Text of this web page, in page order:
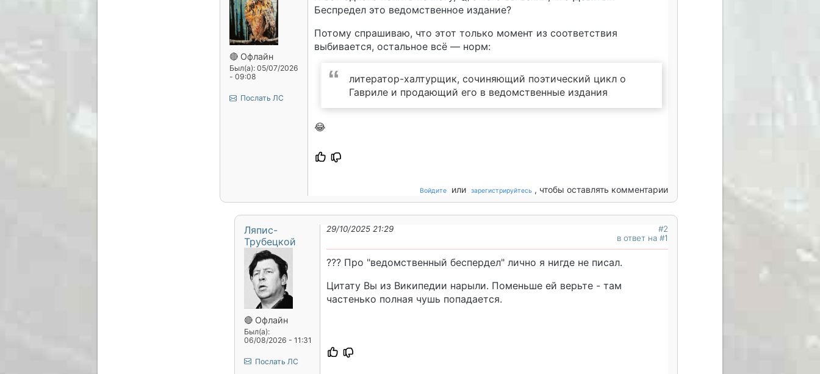
🔴 Офлайн
Был(а): 05/07/2026
- 09:08
Послать ЛС
Беспредел это ведомственное издание?
Потому спрашиваю, что этот только момент из соответствия
выбивается, остальное всё — норм:
литератор-халтурщик, сочиняющий поэтический цикл о
Гавриле и продающий его в ведомственные издания
😂
Войдите или зарегистрируйтесь , чтобы оставлять комментарии
Ляпис-
Трубецкой
🔴 Офлайн
Был(а):
06/08/2026 - 11:31
Послать ЛС
29/10/2025 21:29
#2
в ответ на #1
??? Про "ведомственный беспердел" лично я нигде не писал.
Цитату Вы из Википедии нарыли. Поменьше ей верьте - там
частенько полная чушь попадается.